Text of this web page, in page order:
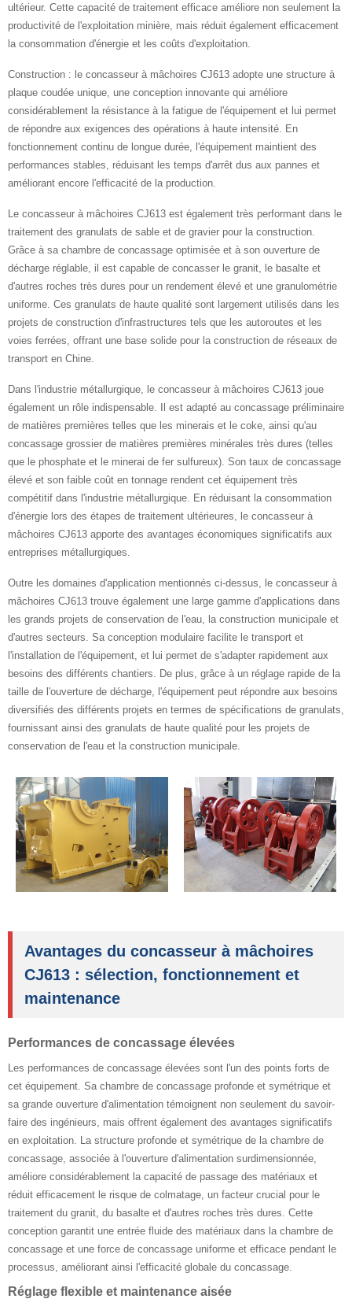
ultérieur. Cette capacité de traitement efficace améliore non seulement la
productivité de l'exploitation minière, mais réduit également efficacement
la consommation d'énergie et les coûts d'exploitation.
Construction : le concasseur à mâchoires CJ613 adopte une structure à
plaque coudée unique, une conception innovante qui améliore
considérablement la résistance à la fatigue de l'équipement et lui permet
de répondre aux exigences des opérations à haute intensité. En
fonctionnement continu de longue durée, l'équipement maintient des
performances stables, réduisant les temps d'arrêt dus aux pannes et
améliorant encore l'efficacité de la production.
Le concasseur à mâchoires CJ613 est également très performant dans le
traitement des granulats de sable et de gravier pour la construction.
Grâce à sa chambre de concassage optimisée et à son ouverture de
décharge réglable, il est capable de concasser le granit, le basalte et
d'autres roches très dures pour un rendement élevé et une granulométrie
uniforme. Ces granulats de haute qualité sont largement utilisés dans les
projets de construction d'infrastructures tels que les autoroutes et les
voies ferrées, offrant une base solide pour la construction de réseaux de
transport en Chine.
Dans l'industrie métallurgique, le concasseur à mâchoires CJ613 joue
également un rôle indispensable. Il est adapté au concassage préliminaire
de matières premières telles que les minerais et le coke, ainsi qu'au
concassage grossier de matières premières minérales très dures (telles
que le phosphate et le minerai de fer sulfureux). Son taux de concassage
élevé et son faible coût en tonnage rendent cet équipement très
compétitif dans l'industrie métallurgique. En réduisant la consommation
d'énergie lors des étapes de traitement ultérieures, le concasseur à
mâchoires CJ613 apporte des avantages économiques significatifs aux
entreprises métallurgiques.
Outre les domaines d'application mentionnés ci-dessus, le concasseur à
mâchoires CJ613 trouve également une large gamme d'applications dans
les grands projets de conservation de l'eau, la construction municipale et
d'autres secteurs. Sa conception modulaire facilite le transport et
l'installation de l'équipement, et lui permet de s'adapter rapidement aux
besoins des différents chantiers. De plus, grâce à un réglage rapide de la
taille de l'ouverture de décharge, l'équipement peut répondre aux besoins
diversifiés des différents projets en termes de spécifications de granulats,
fournissant ainsi des granulats de haute qualité pour les projets de
conservation de l'eau et la construction municipale.
Avantages du concasseur à mâchoires
CJ613 : sélection, fonctionnement et
maintenance
Performances de concassage élevées
Les performances de concassage élevées sont l'un des points forts de
cet équipement. Sa chambre de concassage profonde et symétrique et
sa grande ouverture d'alimentation témoignent non seulement du savoir-
faire des ingénieurs, mais offrent également des avantages significatifs
en exploitation. La structure profonde et symétrique de la chambre de
concassage, associée à l'ouverture d'alimentation surdimensionnée,
améliore considérablement la capacité de passage des matériaux et
réduit efficacement le risque de colmatage, un facteur crucial pour le
traitement du granit, du basalte et d'autres roches très dures. Cette
conception garantit une entrée fluide des matériaux dans la chambre de
concassage et une force de concassage uniforme et efficace pendant le
processus, améliorant ainsi l'efficacité globale du concassage.
Réglage flexible et maintenance aisée